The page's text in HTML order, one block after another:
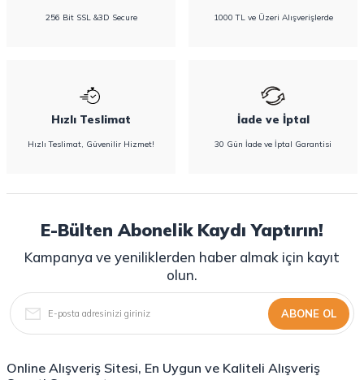
256 Bit SSL &3D Secure 1000 TL ve Üzeri Alışverişlerde
Hızlı Teslimat
Hızlı Teslimat, Güvenilir Hizmet!
İade ve İptal
30 Gün İade ve İptal Garantisi
E-Bülten Abonelik Kaydı Yaptırın!
Kampanya ve yeniliklerden haber almak için kayıt
olun.
ABONE OL
Online Alışveriş Sitesi, En Uygun ve Kaliteli Alışveriş